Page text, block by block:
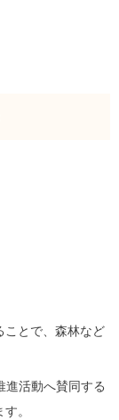
ことで、森林など
進活動へ賛同する
。